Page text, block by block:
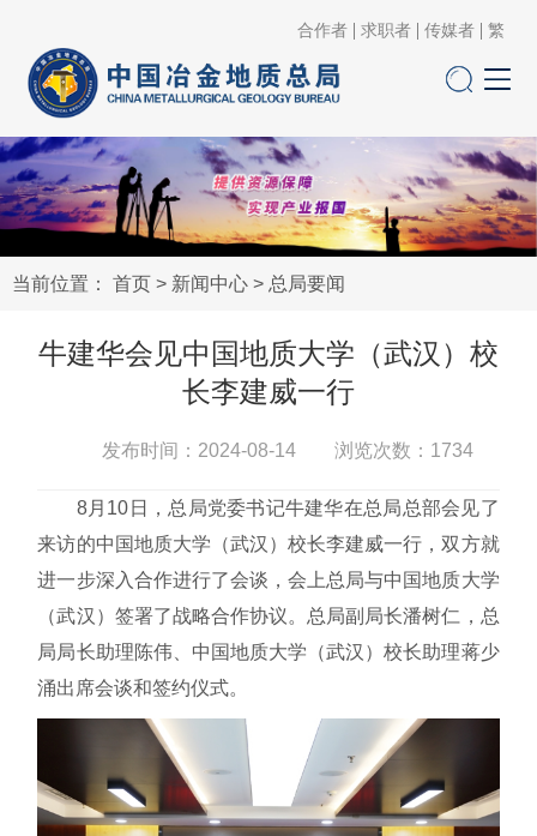
合作者 求职者 传媒者 繁
当前位置： 首页 > 新闻中心 > 总局要闻
牛建华会见中国地质大学（武汉）校
长李建威一行
发布时间：2024-08-14 浏览次数： 1734
8月10日，总局党委书记牛建华在总局总部会见了
来访的中国地质大学（武汉）校长李建威一行，双方就
进一步深入合作进行了会谈，会上总局与中国地质大学
（武汉）签署了战略合作协议。总局副局长潘树仁，总
局局长助理陈伟、中国地质大学（武汉）校长助理蒋少
涌出席会谈和签约仪式。